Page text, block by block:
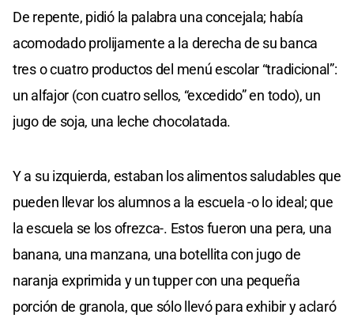
De repente, pidió la palabra una concejala; había
acomodado prolijamente a la derecha de su banca
tres o cuatro productos del menú escolar “tradicional”:
un alfajor (con cuatro sellos, “excedido” en todo), un
jugo de soja, una leche chocolatada.
Y a su izquierda, estaban los alimentos saludables que
pueden llevar los alumnos a la escuela -o lo ideal; que
la escuela se los ofrezca-. Estos fueron una pera, una
banana, una manzana, una botellita con jugo de
naranja exprimida y un tupper con una pequeña
porción de granola, que sólo llevó para exhibir y aclaró